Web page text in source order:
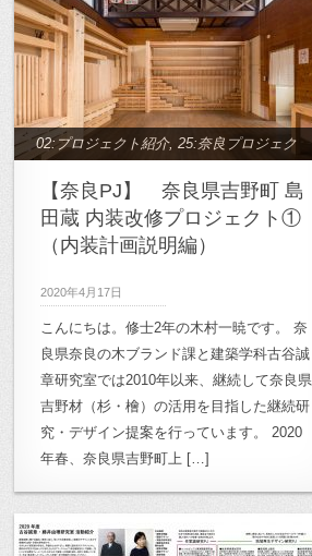
02:プロジェクト紹介,25:奈良プロジェク
【奈良PJ】 奈良県吉野町 島
田蔵 内装改修プロジェクト①
（内装計画説明編）
2020年4月17日
こんにちは。修士2年の木村一暁です。 奈
良県奈良の木ブランド課と建築学科古谷誠
章研究室では2010年以来、継続して奈良県
吉野材（杉・檜）の活用を目指した継続研
究・デザイン提案を行っています。 2020
年春、奈良県吉野町上 […]